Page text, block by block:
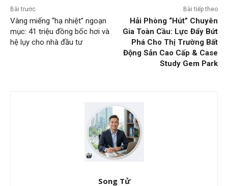
Bài trước
Vàng miếng “hạ nhiệt” ngoạn
mục: 41 triệu đồng bốc hơi và
hệ lụy cho nhà đầu tư
Bài tiếp theo
Hải Phòng “Hút” Chuyên
Gia Toàn Cầu: Lực Đẩy Bứt
Phá Cho Thị Trường Bất
Động Sản Cao Cấp & Case
Study Gem Park
Song Tử